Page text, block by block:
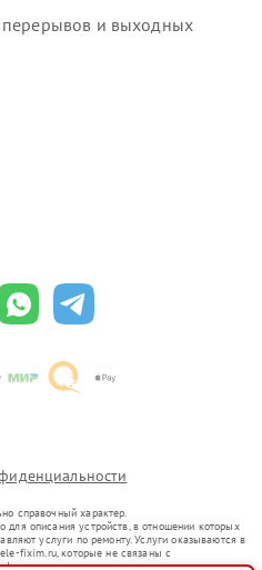
и выходных
справочный характер.
для описания устройств, в отношении которых
услуги по ремонту. Услуги оказываются в
fixim.ru, которые не связаны с
представителями.